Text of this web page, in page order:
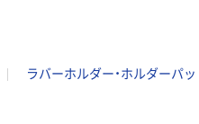
ラバーホルダー・ホルダーパッ